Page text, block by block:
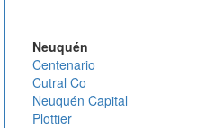
Neuquén
Centenario
Cutral Co
Neuquén Capital
Plottier